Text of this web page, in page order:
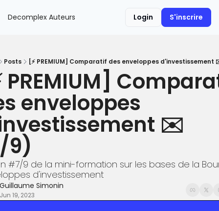
Decomplex Auteurs Login S'inscrire
Posts [⚡️ PREMIUM] Comparatif des enveloppes
PREMIUM]
enveloppes
✉️
9)
#7/9 de la mini-formation sur les bases de la
d'investissement
Simonin
19, 2023